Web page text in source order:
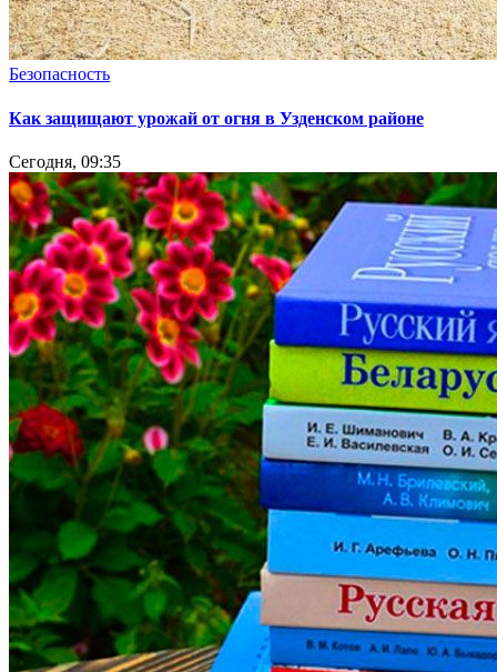
Безопасность
Как защищают урожай от огня в Узденском районе
Сегодня, 09:35